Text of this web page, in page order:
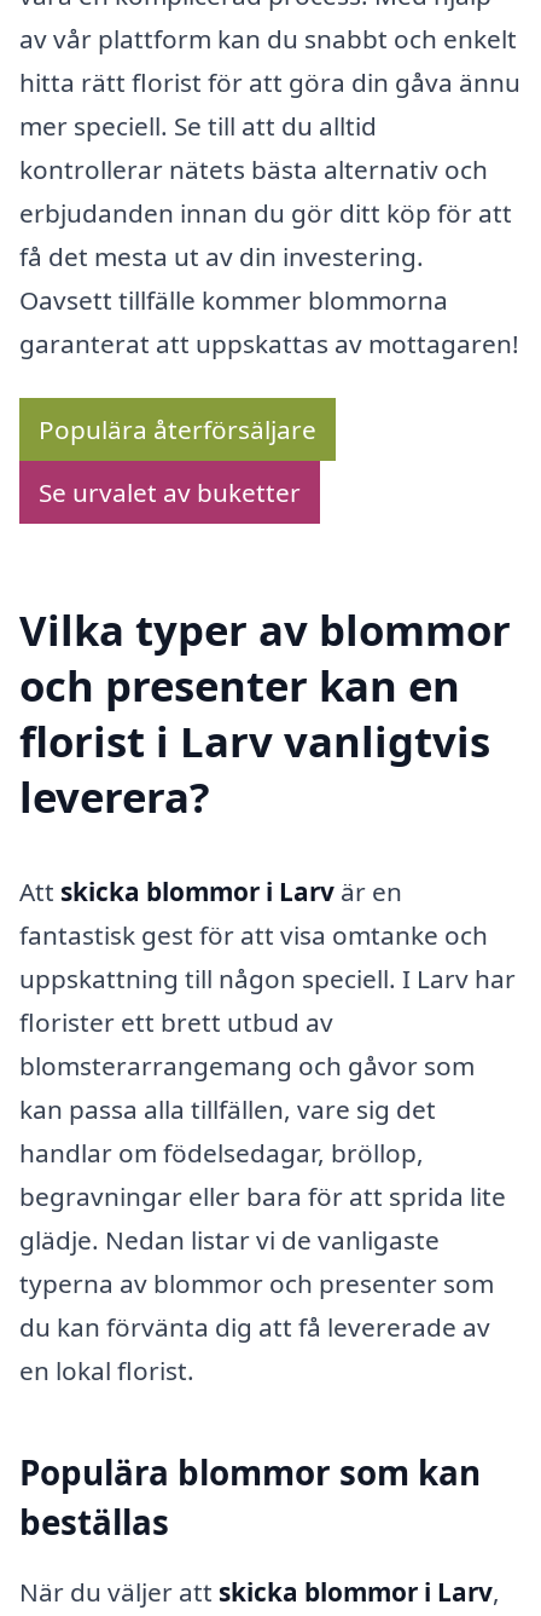
av vår plattform kan du snabbt och enkelt
hitta rätt florist för att göra din gåva ännu
mer speciell. Se till att du alltid
kontrollerar nätets bästa alternativ och
erbjudanden innan du gör ditt köp för att
få det mesta ut av din investering.
Oavsett tillfälle kommer blommorna
garanterat att uppskattas av mottagaren!
Populära återförsäljare
Se urvalet av buketter
Vilka typer av blommor
och presenter kan en
florist i Larv vanligtvis
leverera?
Att skicka blommor i Larv är en
fantastisk gest för att visa omtanke och
uppskattning till någon speciell. I Larv har
florister ett brett utbud av
blomsterarrangemang och gåvor som
kan passa alla tillfällen, vare sig det
handlar om födelsedagar, bröllop,
begravningar eller bara för att sprida lite
glädje. Nedan listar vi de vanligaste
typerna av blommor och presenter som
du kan förvänta dig att få levererade av
en lokal florist.
Populära blommor som kan
beställas
När du väljer att skicka blommor i Larv,